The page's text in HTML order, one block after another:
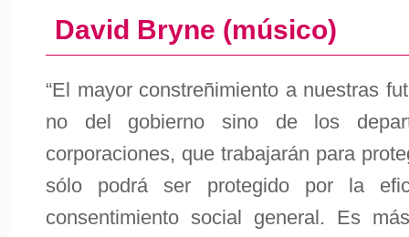
David Bryne (músico)
“El mayor constreñimiento a nuestras
no del gobierno sino de los
corporaciones, que trabajarán para
sólo podrá ser protegido por la
consentimiento social general. Es